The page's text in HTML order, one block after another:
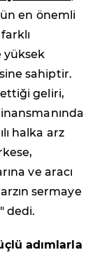
en önemli
yüksek
sahiptir.
geliri,
halka arz
ve aracı
sermaye
dedi.
adımlarla